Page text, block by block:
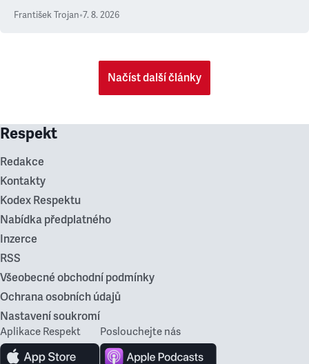
František Trojan•7. 8. 2026
Načíst další články
Respekt
Redakce
Kontakty
Kodex Respektu
Nabídka předplatného
Inzerce
RSS
Všeobecné obchodní podmínky
Ochrana osobních údajů
Nastavení soukromí
Aplikace Respekt Poslouchejte nás